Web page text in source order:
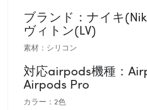
ブランド：ナイキ
ヴィトン(LV)
素材：シリコン
対応airpods機種：
Airpods Pro
カラー：2色